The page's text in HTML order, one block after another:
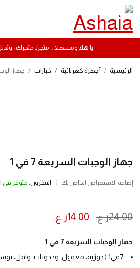
يا هلا ومسهلا .. متجرنا متجرك ،
الرئيسية / أجهزة كهربائية / خبازات / جهاز
جهاز الوجبات السريعة 7 في 1
إضافة الاستعراض الخاص بك المخزون: متوفر في
ينتهي العرض بعد :
24.00ر.ع. 14.00ر.ع.
جهاز الوجبات السريعة 7 في 1
7في1 ( جوزيه، معمول، وددونات، وافل، توست، تسخين وسندويشات)